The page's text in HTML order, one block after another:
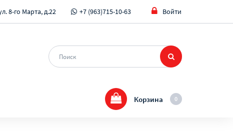
8-го Марта, д.22 +7 (963)715-10-63 Войти
0
Корзина